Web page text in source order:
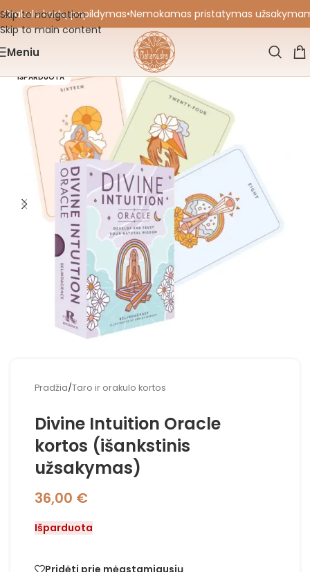
Skip to navigation
Skip to main content
kortų papildymas•Nemokamas pristatymas
Meniu
IŠPARDUOTA
Pradžia/Taro ir orakulo kortos
Divine Intuition Oracle
kortos (išankstinis
užsakymas)
36,00 €
Išparduota